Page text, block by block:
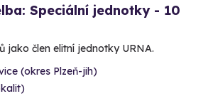
Speciální jednotky - 10
jako člen elitní jednotky URNA.
(okres Plzeň-jih)